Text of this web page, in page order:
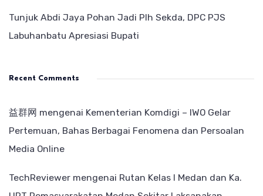
Tunjuk Abdi Jaya Pohan Jadi Plh Sekda, DPC PJS
Labuhanbatu Apresiasi Bupati
Recent Comments
益群网 mengenai Kementerian Komdigi – IWO Gelar
Pertemuan, Bahas Berbagai Fenomena dan Persoalan
Media Online
TechReviewer mengenai Rutan Kelas I Medan dan Ka.